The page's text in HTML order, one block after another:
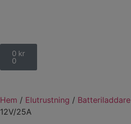
0 kr
0
Hem / Elutrustning / Batteriladdare
12V/25A